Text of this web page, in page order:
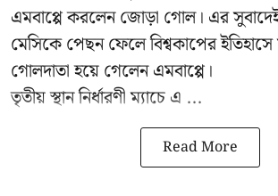
এমবাপ্পে করলেন জোড়া গোল। এর
মেসিকে পেছন ফেলে বিশ্বকাপের ইতিহাসে
গোলদাতা হয়ে গেলেন এমবাপ্পে।
তৃতীয় স্থান নির্ধারণী ম্যাচে এ ...
Read More